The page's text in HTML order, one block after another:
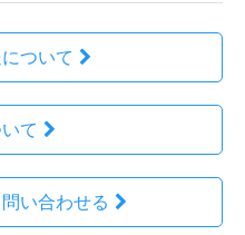
ついて
て
い合わせる